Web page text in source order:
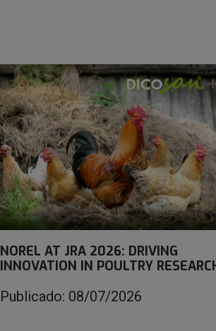
NOREL AT JRA 2026: DRIVING
INNOVATION IN POULTRY
Publicado: 08/07/2026